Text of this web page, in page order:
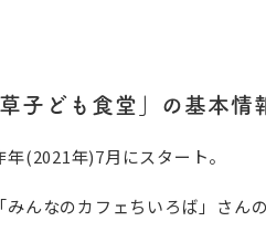
子ども食堂」の基本情
年(2021年)7月にスタート。
んなのカフェちいろば」さん